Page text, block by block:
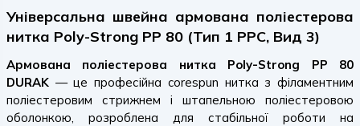
Універсальна швейна армована поліестерова
нитка Poly-Strong PP 80 (Тип 1 PPC, Вид 3)
Армована поліестерова нитка Poly-Strong PP 80
DURAK — це професійна corespun нитка з філаментним
поліестеровим стрижнем і штапельною поліестеровою
оболонкою, розроблена для стабільної роботи на